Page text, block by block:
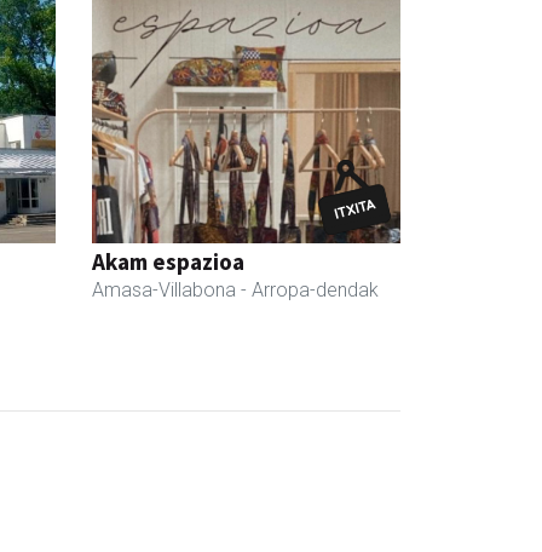
Akam espazioa
Amasa-Villabona - Arropa-dendak